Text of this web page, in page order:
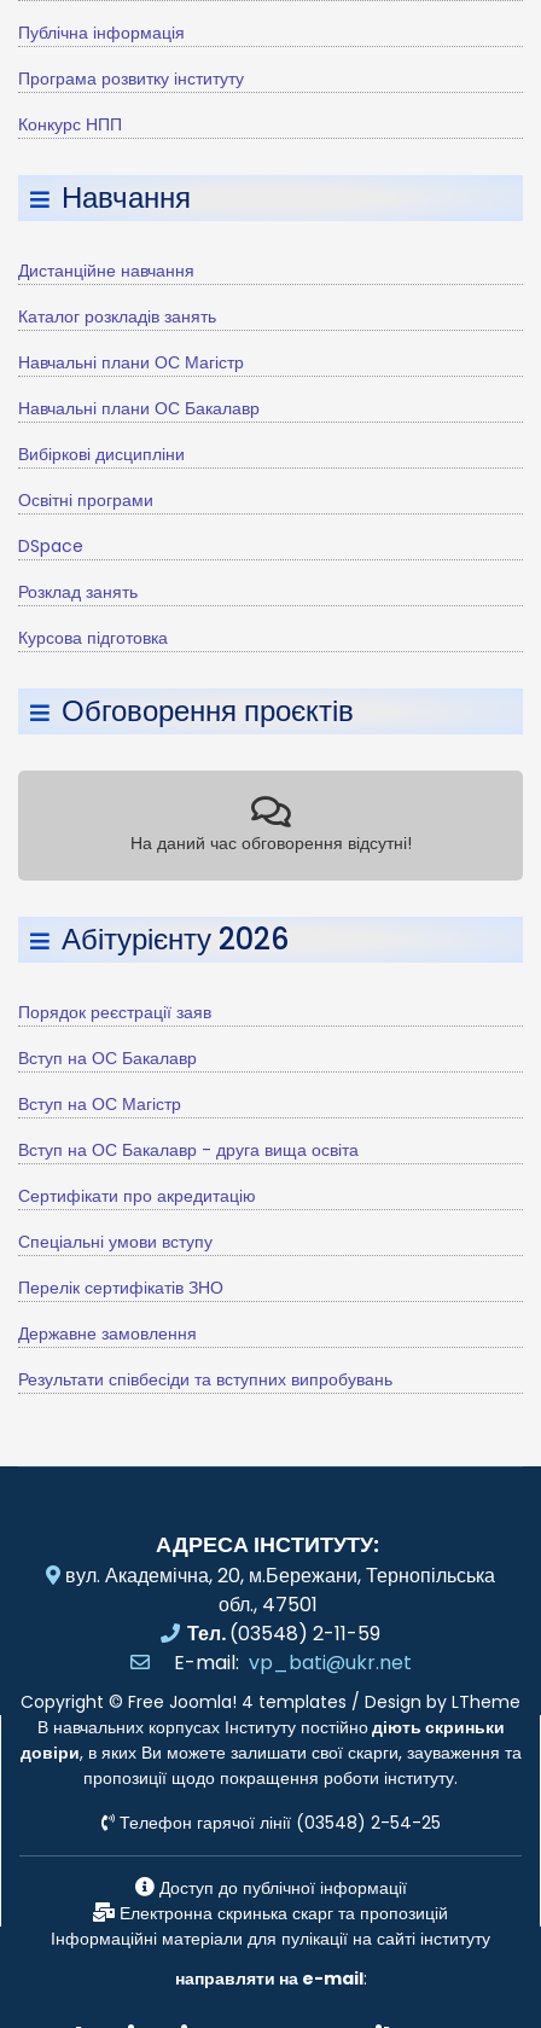
Публічна інформація
Програма розвитку інституту
Конкурс НПП
Навчання
Дистанційне навчання
Каталог розкладів занять
Навчальні плани ОС Магістр
Навчальні плани ОС Бакалавр
Вибіркові дисципліни
Освітні програми
DSpace
Розклад занять
Курсова підготовка
Обговорення проєктів
На даний час обговорення відсутні!
Абітурієнту 2026
Порядок реєстрації заяв
Вступ на ОС Бакалавр
Вступ на ОС Магістр
Вступ на ОС Бакалавр - друга вища освіта
Сертифікати про акредитацію
Спеціальні умови вступу
Перелік сертифікатів ЗНО
Державне замовлення
Результати співбесіди та вступних випробувань
АДРЕСА ІНСТИТУТУ:
вул. Академічна, 20, м.Бережани, Тернопільська
обл., 47501
Тел.(03548) 2-11-59
E-mail: vp_bati@ukr.net
Copyright © Free Joomla! 4 templates / Design by LTheme
В навчальних корпусах Інституту постійнодіють скриньки
довіри, в яких Ви можете залишати свої скарги, зауваження та
пропозиції щодо покращення роботи інституту.
Телефон гарячої лінії (03548) 2-54-25
Доступ до публічної інформації
Електронна скринька скарг та пропозицій
Інформаційні матеріали для пулікації на сайті інституту
направляти на e-mail: